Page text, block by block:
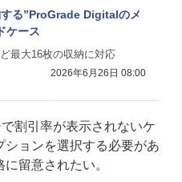
る”ProGrade Digitalのメ
ケース
最大16枚の収納に対応
2026年6月26日 08:00
割引率が表示されないケ
ョンを選択する必要があ
留意されたい。